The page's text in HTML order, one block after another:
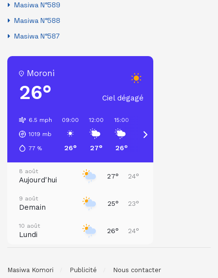
Masiwa N°589
Masiwa N°588
Masiwa N°587
Moroni
26° Ciel dégagé
6.5 mph
1019 mb
77 %
09:00
26°
12:00
27°
15:00
26°
8 août
Aujourd'hui 27° 24°
9 août
Demain 25° 23°
10 août
Lundi 26° 24°
Masiwa Komori Publicité Nous contacter